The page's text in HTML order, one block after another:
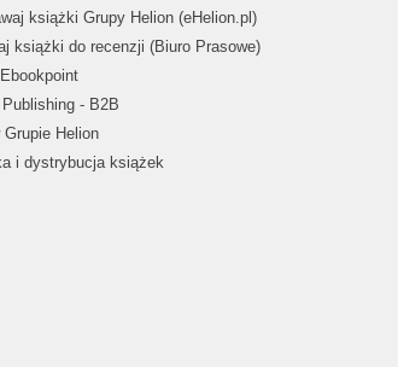
książki Grupy Helion (eHelion.pl)
książki do recenzji (Biuro Prasowe)
- B2B
Grupie Helion
i dystrybucja książek